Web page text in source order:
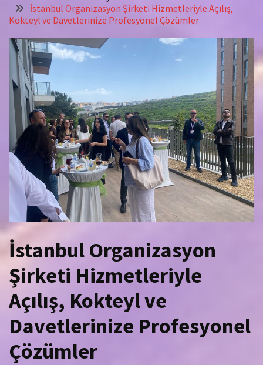
İstanbul Organizasyon Şirketi Hizmetleriyle Açılış,
Kokteyl ve Davetlerinize Profesyonel Çözümler
İstanbul Organizasyon
Şirketi Hizmetleriyle
Açılış, Kokteyl ve
Davetlerinize Profesyonel
Çözümler